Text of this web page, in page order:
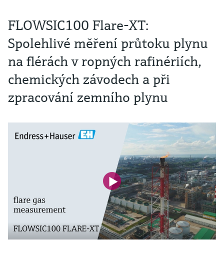
FLOWSIC100 Flare-XT:
Spolehlivé měření průtoku plynu
na flérách v ropných rafinériích,
chemických závodech a při
zpracování zemního plynu